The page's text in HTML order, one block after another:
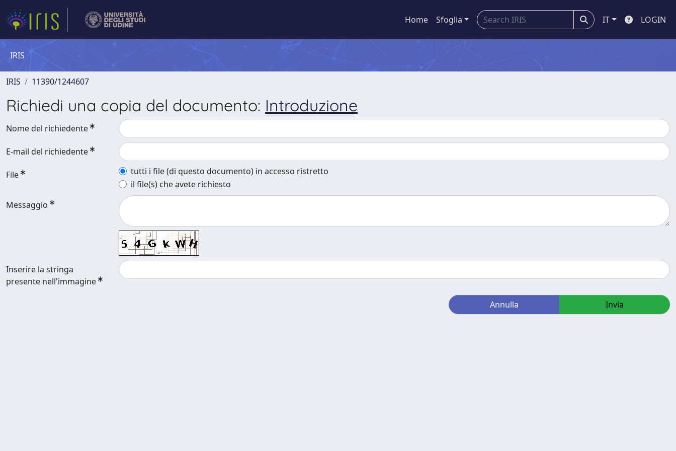
Home Sfoglia IT LOGIN
IRIS
IRIS 11390/1244607
Richiedi una copia del documento: Introduzione
Nome del richiedente
E-mail del richiedente
File
tutti i file (di questo documento) in accesso ristretto
il file(s) che avete richiesto
Messaggio
Inserire la stringa
presente nell'immagine
Annulla Invia